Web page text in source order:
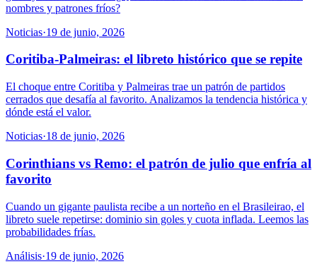
nombres y patrones fríos?
Noticias·19 de junio, 2026
Coritiba-Palmeiras: el libreto histórico que se repite
El choque entre Coritiba y Palmeiras trae un patrón de partidos
cerrados que desafía al favorito. Analizamos la tendencia histórica y
dónde está el valor.
Noticias·18 de junio, 2026
Corinthians vs Remo: el patrón de julio que enfría al
favorito
Cuando un gigante paulista recibe a un norteño en el Brasileirao, el
libreto suele repetirse: dominio sin goles y cuota inflada. Leemos las
probabilidades frías.
Análisis·19 de junio, 2026